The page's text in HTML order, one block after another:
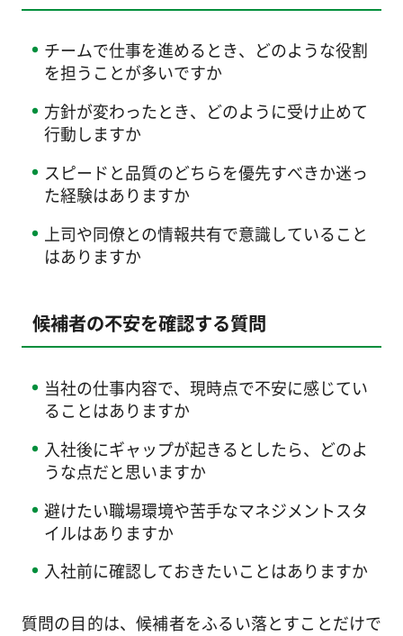
チームで仕事を進めるとき、どのような役割
を担うことが多いですか
方針が変わったとき、どのように受け止めて
行動しますか
スピードと品質のどちらを優先すべきか迷っ
た経験はありますか
上司や同僚との情報共有で意識していること
はありますか
候補者の不安を確認する質問
当社の仕事内容で、現時点で不安に感じてい
ることはありますか
入社後にギャップが起きるとしたら、どのよ
うな点だと思いますか
避けたい職場環境や苦手なマネジメントスタ
イルはありますか
入社前に確認しておきたいことはありますか
質問の目的は、候補者をふるい落とすことだけで